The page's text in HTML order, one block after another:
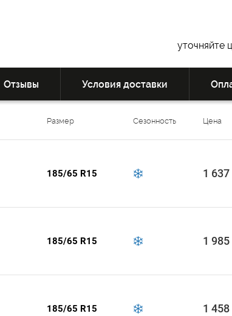
уточняйте
Отзывы Условия доставки
Размер Сезонность Цена
185/65 R15 1 637
185/65 R15 1 985
185/65 R15 1 458